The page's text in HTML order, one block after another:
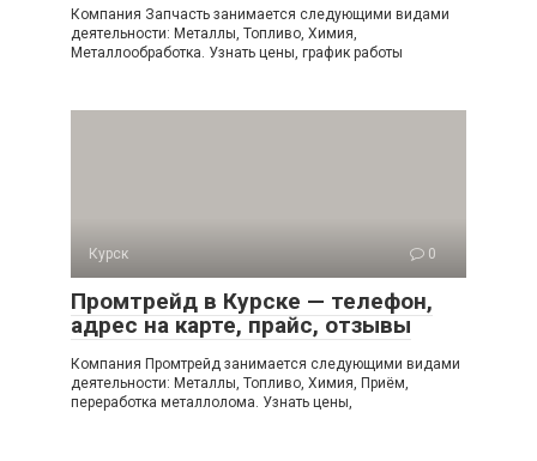
Компания Запчасть занимается следующими видами
деятельности: Металлы, Топливо, Химия,
Металлообработка. Узнать цены, график работы
Курск 0
Промтрейд в Курске — телефон,
адрес на карте, прайс, отзывы
Компания Промтрейд занимается следующими видами
деятельности: Металлы, Топливо, Химия, Приём,
переработка металлолома. Узнать цены,